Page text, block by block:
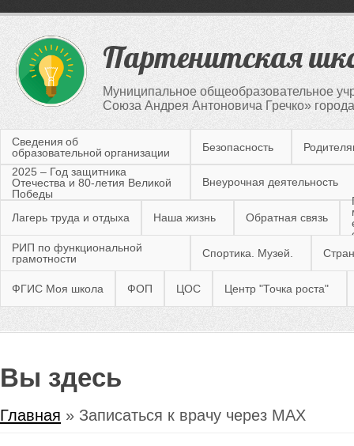
Партенитская
Муниципальное общеобразовательное
Союза Андрея Антоновича Гречко»
Сведения об
образовательной организации
Безопасность
2025 – Год защитника
Отечества и 80-летия Великой
Победы
Внеурочная деятельность
Лагерь труда и отдыха Наша жизнь Обратная связь
РИП по функциональной
грамотности
Спортика. Музей.
ФГИС Моя школа ФОП ЦОС Центр "Точка роста"
Вы здесь
Главная » Записаться к врачу через МАХ